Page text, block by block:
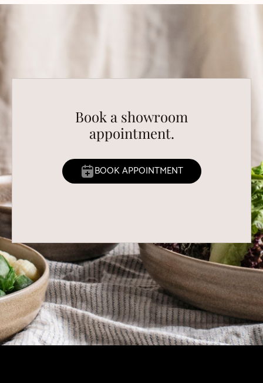
Book a showroom
appointment.
BOOK APPOINTMENT